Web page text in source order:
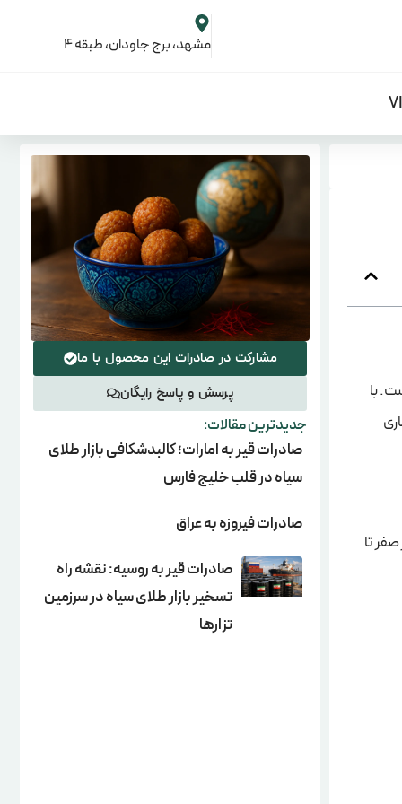
مشهد، برج جاودان، طبقه 4
مشارکت در صادرات این محصول با ما
پرسش و پاسخ رایگان
جدیدترین مقالات:
صادرات قیر به امارات؛ کالبدشکافی بازار طلای
سیاه در قلب خلیج فارس
صادرات فیروزه به عراق
صادرات قیر به روسیه: نقشه راه
تسخیر بازار طلای سیاه در سرزمین
تزارها
با
تا